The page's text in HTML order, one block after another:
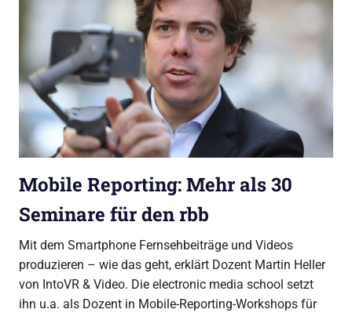
Mobile Reporting: Mehr als 30
Seminare für den rbb
Mit dem Smartphone Fernsehbeiträge und Videos
produzieren – wie das geht, erklärt Dozent Martin Heller
von IntoVR & Video. Die electronic media school setzt
ihn u.a. als Dozent in Mobile-Reporting-Workshops für